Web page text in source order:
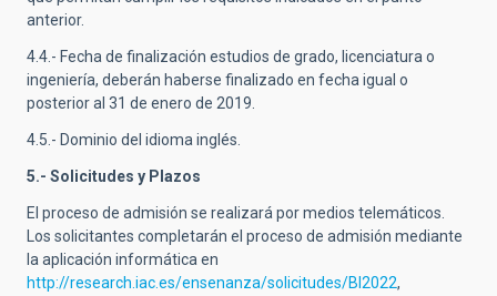
anterior.
4.4.- Fecha de finalización estudios de grado, licenciatura o
ingeniería, deberán haberse finalizado en fecha igual o
posterior al 31 de enero de 2019.
4.5.- Dominio del idioma inglés.
5.- Solicitudes y Plazos
El proceso de admisión se realizará por medios telemáticos.
Los solicitantes completarán el proceso de admisión mediante
la aplicación informática en
http://research.iac.es/ensenanza/solicitudes/BI2022,